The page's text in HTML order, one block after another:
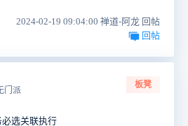
2024-02-19 09:04:00 禅道-阿龙 回帖
回帖
门派
板凳
选关联执行